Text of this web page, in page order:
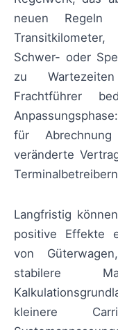
neuen Regeln
Schwer- oder
zu
Frachtführer
für
veränderte
Langfristig
positive Effekte
von
stabilere
kleinere